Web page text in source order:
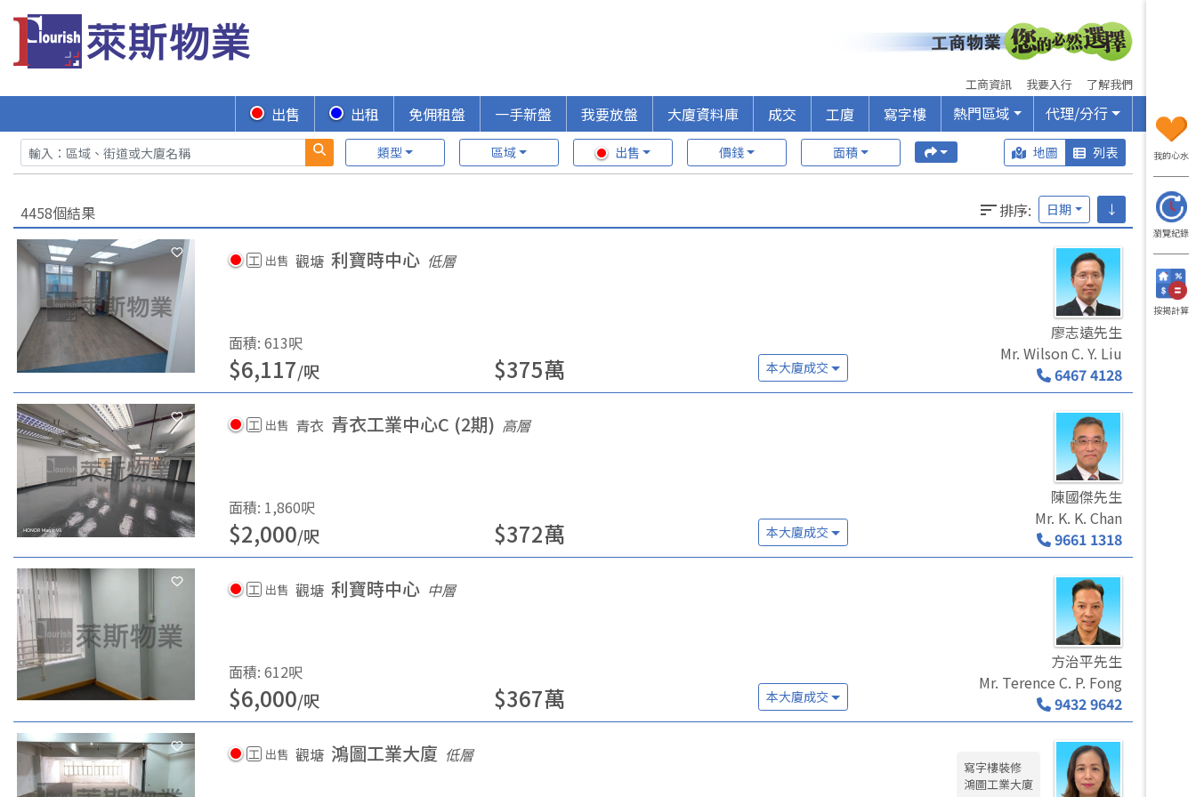
工商資訊 我要入行 了解我們
出售 出租 免佣租盤 一手新盤 我要放盤 大廈資料庫 成交 工廈 寫字樓 熱門區域 代理/分行
類型 區域 出售 價錢 面積 地圖 列表
4458個結果 排序: 日期 ↓
工 出售 觀塘 利寶時中心 低層
面積: 613呎
$6,117/呎 $375萬 本大廈成交
廖志遠先生
Mr. Wilson C. Y. Liu
6467 4128
工 出售 青衣 青衣工業中心C (2期) 高層
面積: 1,860呎
$2,000/呎 $372萬 本大廈成交
陳國傑先生
Mr. K. K. Chan
9661 1318
工 出售 觀塘 利寶時中心 中層
面積: 612呎
$6,000/呎 $367萬 本大廈成交
方治平先生
Mr. Terence C. P. Fong
9432 9642
工 出售 觀塘 鴻圖工業大廈 低層
寫字樓裝修
鴻圖工業大廈
我的心水
瀏覽紀錄
按揭計算